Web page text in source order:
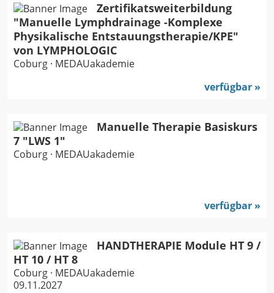
Zertifikatsweiterbildung
"Manuelle Lymphdrainage -Komplexe
Physikalische Entstauungstherapie/KPE"
von LYMPHOLOGIC
Coburg · MEDAUakademie
verfügbar
Manuelle Therapie Basiskurs
7 "LWS 1"
Coburg · MEDAUakademie
verfügbar
HANDTHERAPIE Module HT 9 /
HT 10 / HT 8
Coburg · MEDAUakademie
09.11.2027